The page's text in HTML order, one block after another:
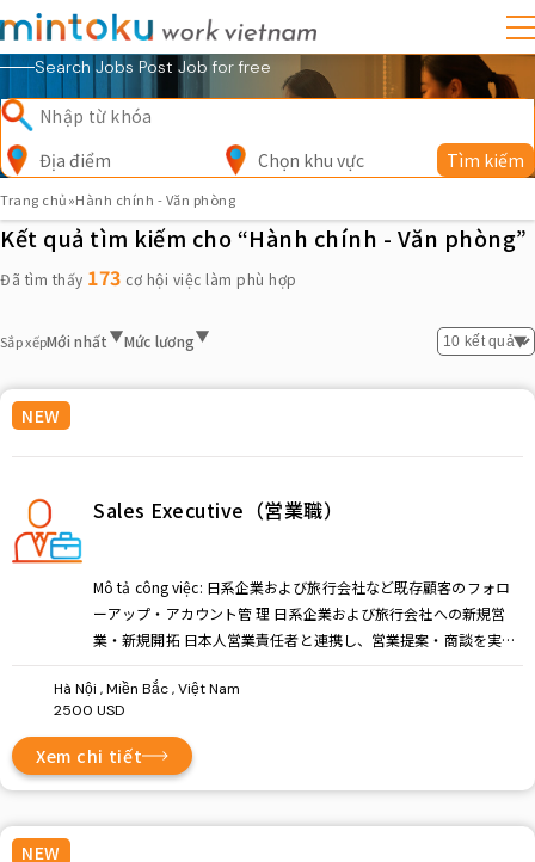
Search Jobs Post Job for free
Địa điểm Chọn khu vực Tìm kiếm
Trang chủ»Hành chính - Văn phòng
Kết quả tìm kiếm cho “Hành chính - Văn phòng”
Đã tìm thấy 173 cơ hội việc làm phù hợp
Sắp xếpMới nhất Mức lương
NEW
Sales Executive（営業職）
Mô tả công việc: 日系企業および旅行会社など既存顧客のフォロ
ーアップ・アカウント管 理 日系企業および旅行会社への新規営
業・新規開拓 日本人営業責任者と連携し、営業提案・商談を実施
日本市場における売上拡大および営業目標の達成 顧客との長期的
な関係構築 Yêu cầu ứng viên: 【必須条件】 日本国籍の方 大学卒
業以上 海外において営業職または募集職種に関連する職務経験3
年以上 英語でのコミュニケーションが可能な方 年齢：25歳～39
歳 犯罪経歴がない方（無犯罪証明書取得可能） 健康状態が良好で
健康診断書を提出できる方 【歓迎条件】 ホテル・観光業界での営
業経験 日系企業向け営業経験 […]
Hà Nội , Miền Bắc , Việt Nam
2500 USD
Xem chi tiết
NEW